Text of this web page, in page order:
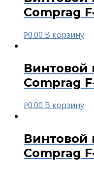
Comprag
Р0.00 В корзину
Винтовой
Comprag
Р0.00 В корзину
Винтовой
Comprag